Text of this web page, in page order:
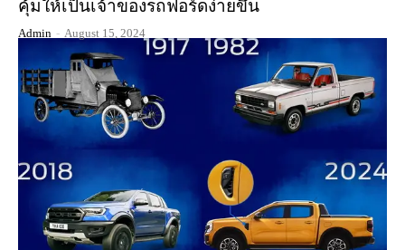
คุ้มให้เป็นเจ้าของรถฟอร์ดง่ายขึ้น
Admin - August 15, 2024